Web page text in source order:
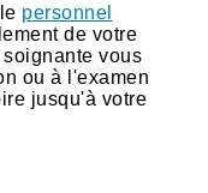
personnel
de votre
vous
ou à l'examen
jusqu'à votre